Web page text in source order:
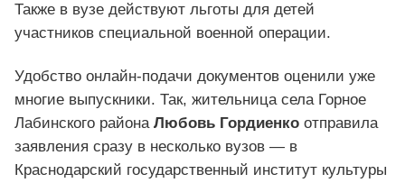
Также в вузе действуют льготы для детей
участников специальной военной операции.
Удобство онлайн-подачи документов оценили уже
многие выпускники. Так, жительница села Горное
Лабинского района Любовь Гордиенко отправила
заявления сразу в несколько вузов — в
Краснодарский государственный институт культуры